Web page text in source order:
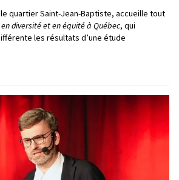
quartier Saint-Jean-Baptiste, accueille tout
en diversité et en équité à Québec, qui
les résultats d’une étude